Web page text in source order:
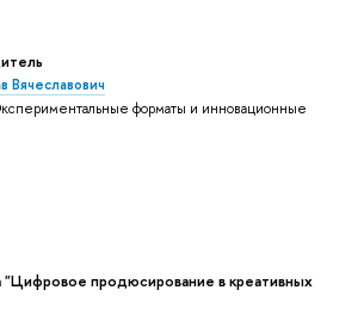
Вячеславович
форматы и инновационные
"Цифровое продюсирование в креативных